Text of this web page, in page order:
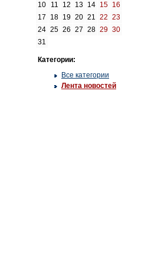
10
11 12 13 14 15 16
17
18 19 20 21 22 23
24 25 26 27 28 29 30
31
Категории:
Все категории
Лента новостей